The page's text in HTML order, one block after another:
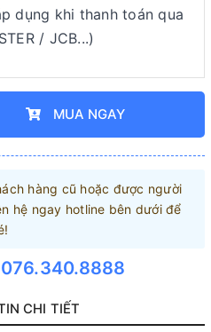
dụng khi thanh toán qua
/ JCB...)
MUA NGAY
hàng cũ hoặc được người
hệ ngay hotline bên dưới để
076.340.8888
CHI TIẾT